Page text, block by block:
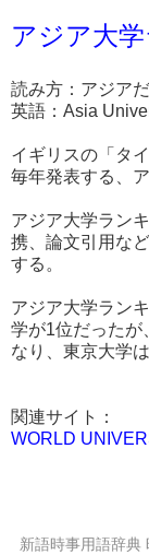
アジア大
読み方：アジア
英語：Asia
イギリスの「タ
毎年発表する、
アジア大学ラン
携、論文引用な
する。
アジア大学ラン
学が1位だったが
なり、東京大学
関連サイト：
WORLD
新語時事用語辞典